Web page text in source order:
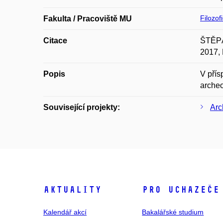
Fakulta / Pracoviště MU
Citace
2017,
Popis
V
Související projekty:
Aktuality
Kalendář akcí
Pro uchazeče
Bakalářské studium